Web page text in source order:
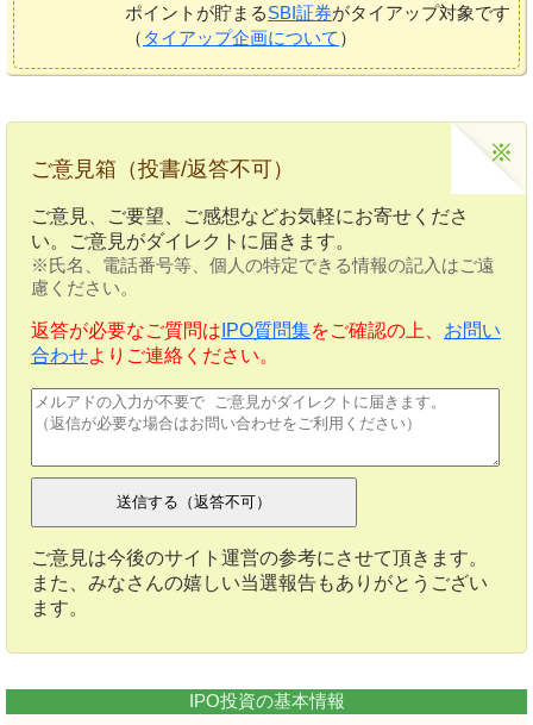
ポイントが貯まるSBI証券がタイアップ対象です
（ タイアップ企画について ）
ご意見箱（投書/返答不可）
ご意見、ご要望、ご感想などお気軽にお寄せくださ
い。ご意見がダイレクトに届きます。
※氏名、電話番号等、個人の特定できる情報の記入はご遠
慮ください。
返答が必要なご質問は IPO質問集をご確認の上、 お問い
合わせよりご連絡ください。
ご意見は今後のサイト運営の参考にさせて頂きます。
また、みなさんの嬉しい当選報告もありがとうござい
ます。
IPO投資の基本情報